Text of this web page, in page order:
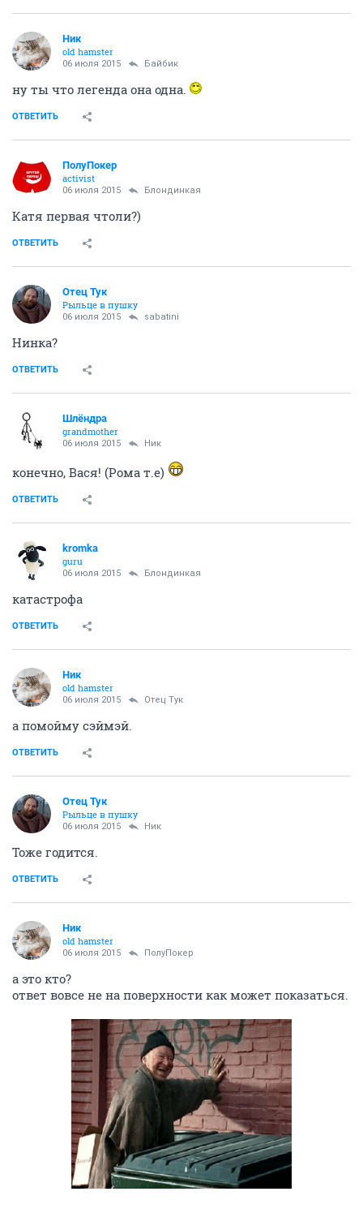
Ник
old hamster
06 июля 2015 Байбик
ну ты что легенда она одна.
ОТВЕТИТЬ
ПолуПокер
activist
06 июля 2015 Блондинкая
Катя первая чтоли?)
ОТВЕТИТЬ
Отец Тук
Рыльце в пушку
06 июля 2015 sabatini
Нинка?
ОТВЕТИТЬ
Шлёндра
grandmother
06 июля 2015 Ник
конечно, Вася! (Рома т.е)
ОТВЕТИТЬ
kromka
guru
06 июля 2015 Блондинкая
катастрофа
ОТВЕТИТЬ
Ник
old hamster
06 июля 2015 Отец Тук
а помойму сэймэй.
ОТВЕТИТЬ
Отец Тук
Рыльце в пушку
06 июля 2015 Ник
Тоже годится.
ОТВЕТИТЬ
Ник
old hamster
06 июля 2015 ПолуПокер
а это кто?
ответ вовсе не на поверхности как может показаться.